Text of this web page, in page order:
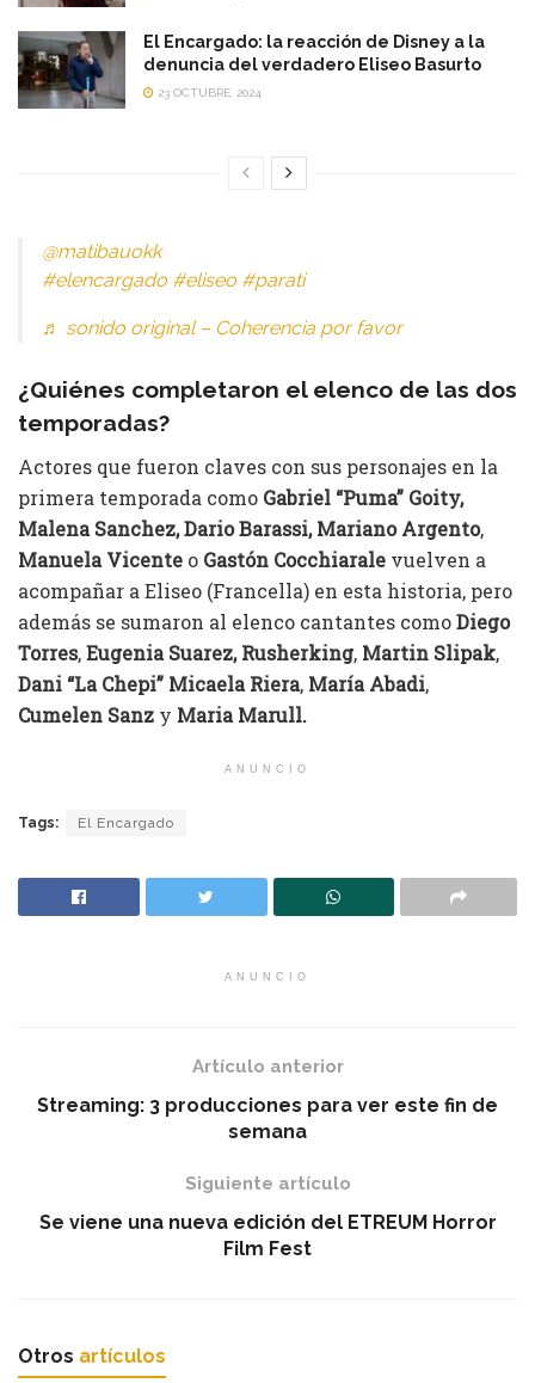
El Encargado: la reacción de Disney a la
denuncia del verdadero Eliseo Basurto
23 OCTUBRE, 2024
@matibauokk
#elencargado #eliseo #parati
♬ sonido original – Coherencia por favor
¿Quiénes completaron el elenco de las dos
temporadas?
Actores que fueron claves con sus personajes en la
primera temporada como Gabriel “Puma” Goity,
Malena Sanchez, Dario Barassi, Mariano Argento,
Manuela Vicente o Gastón Cocchiarale vuelven a
acompañar a Eliseo (Francella) en esta historia, pero
además se sumaron al elenco cantantes comoDiego
Torres,Eugenia Suarez, Rusherking, Martin Slipak,
Dani “La Chepi” Micaela Riera, María Abadi,
Cumelen Sanz y Maria Marull.
ANUNCIO
Tags: El Encargado
ANUNCIO
Artículo anterior
Streaming: 3 producciones para ver este fin de
semana
Siguiente artículo
Se viene una nueva edición del ETREUM Horror
Film Fest
Otros artículos